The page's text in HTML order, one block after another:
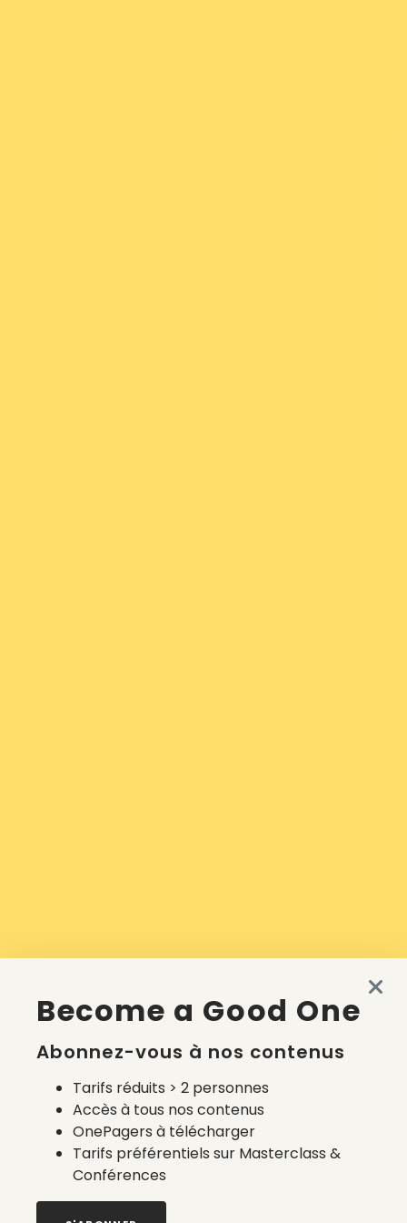
Become a Good One
Abonnez-vous à nos contenus
Tarifs réduits > 2 personnes
Accès à tous nos contenus
OnePagers à télécharger
Tarifs préférentiels sur Masterclass &
Conférences